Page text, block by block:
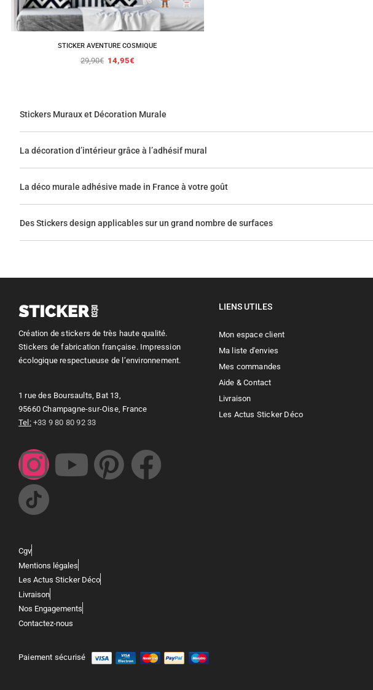
STICKER AVENTURE COSMIQUE
29,90€ 14,95€
Stickers Muraux et Décoration Murale
La décoration d’intérieur grâce à l’adhésif mural
La déco murale adhésive made in France à votre goût
Des Stickers design applicables sur un grand nombre de surfaces
Création de stickers de très haute qualité.
Stickers de fabrication française. Impression
écologique respectueuse de l’environnement.
1 rue des Boursaults, Bat 13,
95660 Champagne-sur-Oise, France
Tel: +33 9 80 80 92 33
LIENS UTILES
Mon espace client
Ma liste d'envies
Mes commandes
Aide & Contact
Livraison
Les Actus Sticker Déco
Cgv
Mentions légales
Les Actus Sticker Déco
Livraison
Nos Engagements
Contactez-nous
Paiement sécurisé